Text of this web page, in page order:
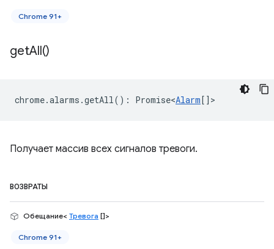
Chrome 91+
getAll()
chrome.alarms .getAll() : Promise<Alarm[] >
Получает массив всех сигналов тревоги.
ВОЗВРАТЫ
Обещание< Тревога []>
Chrome 91+